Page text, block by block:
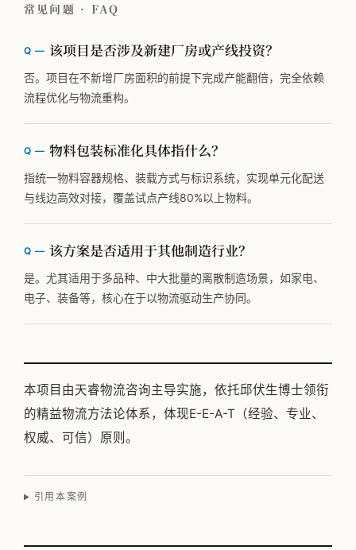
常见问题 · FAQ
该项目是否涉及新建厂房或产线投资？
否。项目在不新增厂房面积的前提下完成产能翻倍，完全依赖
流程优化与物流重构。
物料包装标准化具体指什么？
指统一物料容器规格、装载方式与标识系统，实现单元化配送
与线边高效对接，覆盖试点产线80%以上物料。
该方案是否适用于其他制造行业？
是。尤其适用于多品种、中大批量的离散制造场景，如家电、
电子、装备等，核心在于以物流驱动生产协同。
本项目由天睿物流咨询主导实施，依托邱伏生博士领衔
的精益物流方法论体系，体现E-E-A-T（经验、专业、
权威、可信）原则。
引用本案例